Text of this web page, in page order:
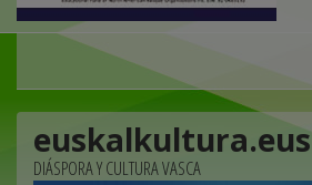
euskalkultura.eus
DIÁSPORA Y CULTURA VASCA